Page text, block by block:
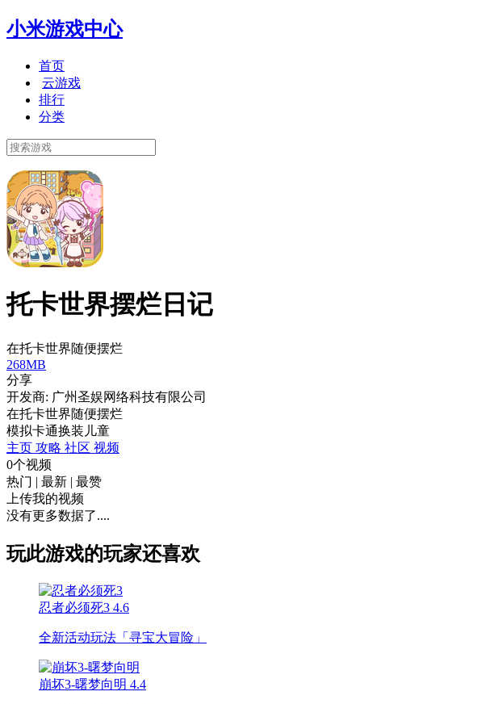
小米游戏中心
首页
云游戏
排行
分类
托卡世界摆烂日记
在托卡世界随便摆烂
268MB
分享
开发商: 广州圣娱网络科技有限公司
在托卡世界随便摆烂
模拟卡通换装 儿童
主页 攻略 社区 视频
0个视频
热门 | 最新 | 最赞
上传我的视频
没有更多数据了....
玩此游戏的玩家还喜欢
忍者必须死3 4.6
全新活动玩法「寻宝大冒险」
崩坏3-曙梦向明 4.4